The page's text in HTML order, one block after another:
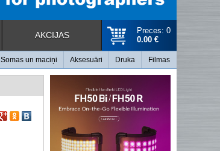
Preces: 0
0.00 €
AKCIJAS
Somas un maciņi Aksesuāri Druka Filmas